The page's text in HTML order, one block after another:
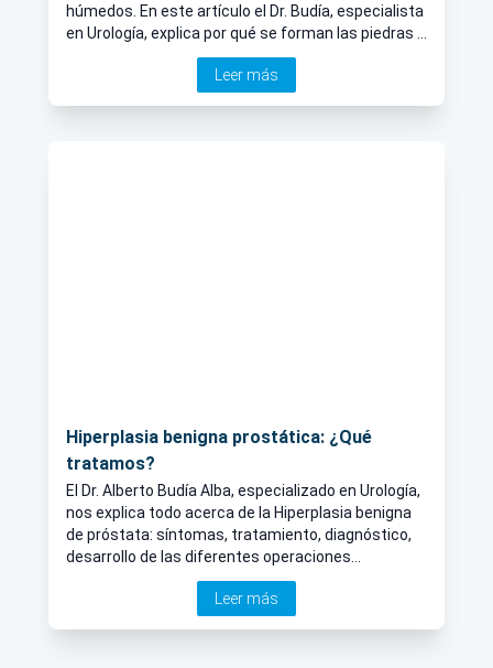
húmedos. En este artículo el Dr. Budía, especialista
en Urología, explica por qué se forman las piedras y
cómo tratar la enfermedad.
Leer más
Hiperplasia benigna prostática: ¿Qué
tratamos?
El Dr. Alberto Budía Alba, especializado en Urología,
nos explica todo acerca de la Hiperplasia benigna
de próstata: síntomas, tratamiento, diagnóstico,
desarrollo de las diferentes operaciones
disponibles como tratamiento...
Leer más